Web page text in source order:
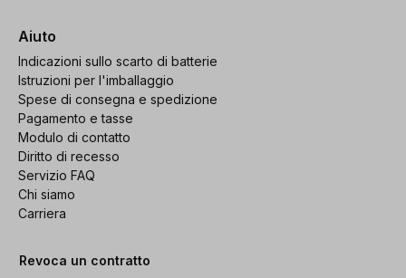
Aiuto
Indicazioni sullo scarto di batterie
Istruzioni per l'imballaggio
Spese di consegna e spedizione
Pagamento e tasse
Modulo di contatto
Diritto di recesso
Servizio FAQ
Chi siamo
Carriera
Revoca un contratto